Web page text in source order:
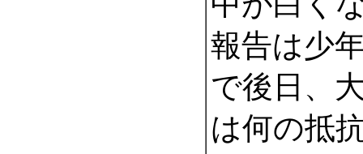
報告は少
で後日、
は何の抵